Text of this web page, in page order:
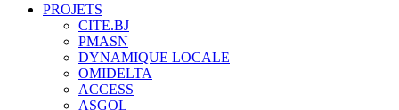
PROJETS
CITE.BJ
PMASN
DYNAMIQUE LOCALE
OMIDELTA
ACCESS
ASGOL